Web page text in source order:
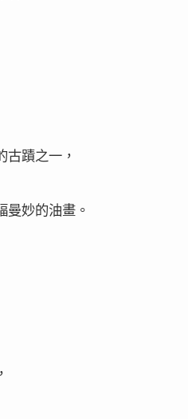
古蹟之一，
曼妙的油畫。